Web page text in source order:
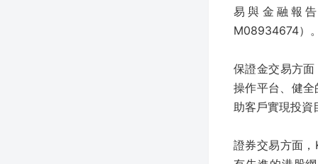
易與金融報
M08934674）
保證金交易方
操作平台、健
助客戶實現投資
證券交易方面